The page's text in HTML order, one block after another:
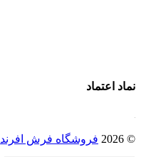
نماد اعتماد
© 2026 فروشگاه فرش افرند